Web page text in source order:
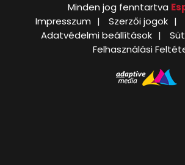
Minden jog fenntartva
Impresszum
Szerzői jogok
Adatvédelmi beállítások
Felhasználási